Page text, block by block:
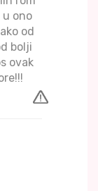
u ono
od
bolji
ovak